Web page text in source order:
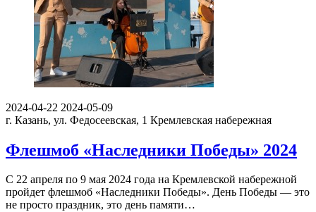
2024-04-22 2024-05-09
г. Казань, ул. Федосеевская, 1 Кремлевская набережная
Флешмоб «Наследники Победы» 2024
С 22 апреля по 9 мая 2024 года на Кремлевской набережной
пройдет флешмоб «Наследники Победы». День Победы — это
не просто праздник, это день памяти…